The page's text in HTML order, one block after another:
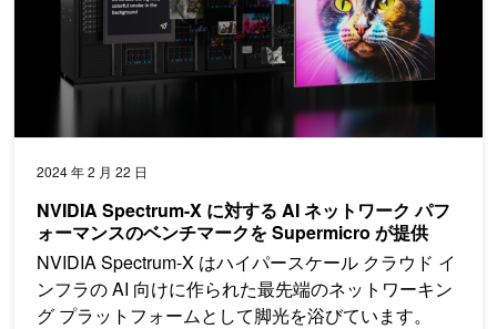
2024 年 2 月 22 日
NVIDIA Spectrum-X に対する AI ネットワーク パフ
ォーマンスのベンチマークを Supermicro が提供
NVIDIA Spectrum-X はハイパースケール クラウド イ
ンフラの AI 向けに作られた最先端のネットワーキン
グ プラットフォームとして脚光を浴びています。